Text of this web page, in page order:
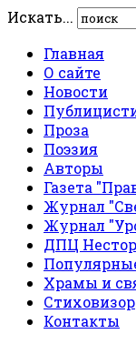
Искать...
Главная
О сайте
Новости
Проза
Поэзия
Авторы
Газета
Журнал
Журнал
ДПЦ
Храмы и
Стиховизор
Контакты